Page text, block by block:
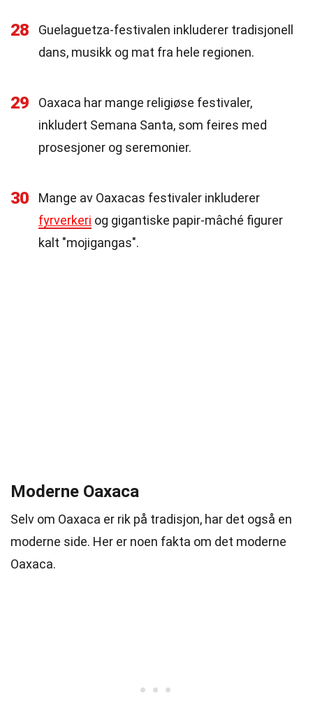
28
Guelaguetza-festivalen inkluderer tradisjonell
dans, musikk og mat fra hele regionen.
29
Oaxaca har mange religiøse festivaler,
inkludert Semana Santa, som feires med
prosesjoner og seremonier.
30
Mange av Oaxacas festivaler inkluderer
fyrverkeri og gigantiske papir-mâché figurer
kalt "mojigangas".
Moderne Oaxaca
Selv om Oaxaca er rik på tradisjon, har det også en
moderne side. Her er noen fakta om det moderne
Oaxaca.